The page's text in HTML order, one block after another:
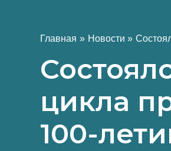
Главная Новости
цикла
100-